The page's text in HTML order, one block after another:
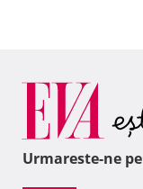
Urmareste-ne pe